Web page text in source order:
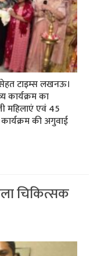
टाइम्स लखनऊ।
कार्यक्रम का
महिलाएं एवं 45
की अगुवाई
चिकित्सक